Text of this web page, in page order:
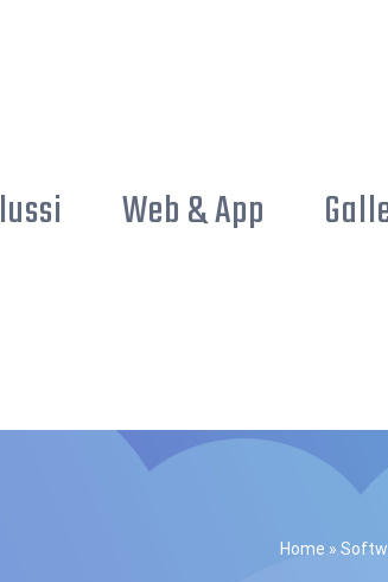
Web & App
Home »